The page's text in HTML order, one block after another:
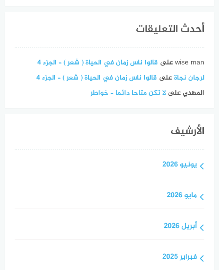
أحدث التعليقات
wise manعلى قالوا ناس زمان في الحياة ( شعر ) – الجزء 4
لرجان نجاةعلى قالوا ناس زمان في الحياة ( شعر ) – الجزء 4
المهديعلى لا تكن متاحا دائما – خواطر
الأرشيف
يونيو 2026
مايو 2026
أبريل 2026
فبراير 2025